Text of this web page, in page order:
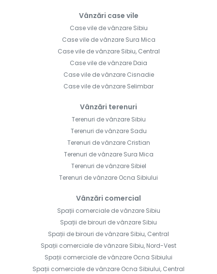
Vânzări case vile
Case vile de vânzare Sibiu
Case vile de vânzare Sura Mica
Case vile de vânzare Sibiu, Central
Case vile de vânzare Daia
Case vile de vânzare Cisnadie
Case vile de vânzare Selimbar
Vânzări terenuri
Terenuri de vânzare Sibiu
Terenuri de vânzare Sadu
Terenuri de vânzare Cristian
Terenuri de vânzare Sura Mica
Terenuri de vânzare Sibiel
Terenuri de vânzare Ocna Sibiului
Vânzări comercial
Spații comerciale de vânzare Sibiu
Spații de birouri de vânzare Sibiu
Spații de birouri de vânzare Sibiu, Central
Spații comerciale de vânzare Sibiu, Nord-Vest
Spații comerciale de vânzare Ocna Sibiului
Spații comerciale de vânzare Ocna Sibiului, Central